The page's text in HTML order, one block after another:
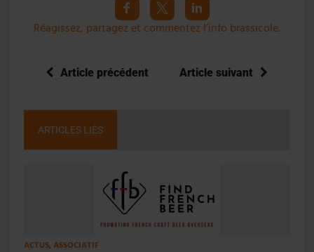
Réagissez, partagez et commentez l’info brassicole.
Article précédent Article suivant
ARTICLES LIÉS
ACTUS, ASSOCIATIF